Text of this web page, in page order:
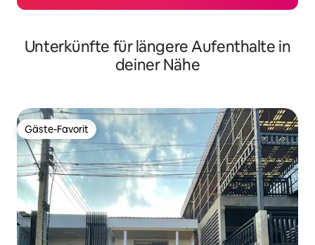
Unterkünfte für längere Aufenthalte in
deiner Nähe
Gäste-Favorit
Gäste-Favorit